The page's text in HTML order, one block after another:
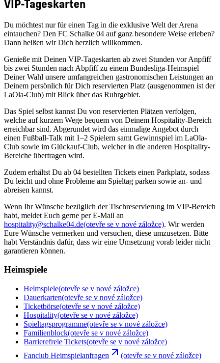
VIP-Tageskarten
Du möchtest nur für einen Tag in die exklusive Welt der Arena
eintauchen? Den FC Schalke 04 auf ganz besondere Weise erleben?
Dann heißen wir Dich herzlich willkommen.
Genieße mit Deinen VIP-Tageskarten ab zwei Stunden vor Anpfiff
bis zwei Stunden nach Abpfiff zu einem Bundesliga-Heimspiel
Deiner Wahl unsere umfangreichen gastronomischen Leistungen an
Deinem persönlich für Dich reservierten Platz (ausgenommen ist der
LaOla-Club) mit Blick über das Ruhrgebiet.
Das Spiel selbst kannst Du von reservierten Plätzen verfolgen,
welche auf kurzem Wege bequem von Deinem Hospitality-Bereich
erreichbar sind. Abgerundet wird das einmalige Angebot durch
einen Fußball-Talk mit 1–2 Spielern samt Gewinnspiel im LaOla-
Club sowie im Glückauf-Club, welcher in die anderen Hospitality-
Bereiche übertragen wird.
Zudem erhältst Du ab 04 bestellten Tickets einen Parkplatz, sodass
Du leicht und ohne Probleme am Spieltag parken sowie an- und
abreisen kannst.
Wenn Ihr Wünsche bezüglich der Tischreservierung im VIP-Bereich
habt, meldet Euch gerne per E-Mail an
hospitality@schalke04.de(otevře se v nové záložce). Wir werden
Eure Wünsche vermerken und versuchen, diese umzusetzen. Bitte
habt Verständnis dafür, dass wir eine Umsetzung vorab leider nicht
garantieren können.
Heimspiele
Heimspiele(otevře se v nové záložce)
Dauerkarten(otevře se v nové záložce)
Ticketbörse(otevře se v nové záložce)
Hospitality(otevře se v nové záložce)
Spieltagsprogramme(otevře se v nové záložce)
Familienblock(otevře se v nové záložce)
Barrierefreie Tickets(otevře se v nové záložce)
Fanclub Heimspielanfragen
(otevře se v nové záložce)